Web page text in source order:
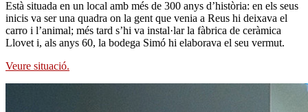
Està situada en un local amb més de 300 anys d’història: en els seus
inicis va ser una quadra on la gent que venia a Reus hi deixava el
carro i l’animal; més tard s’hi va instal·lar la fàbrica de ceràmica
Llovet i, als anys 60, la bodega Simó hi elaborava el seu vermut.
Veure situació.